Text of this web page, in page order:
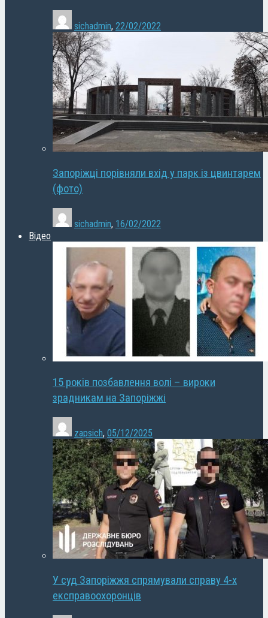
sichadmin, 22/02/2022
Запоріжці порівняли вхід у парк із цвинтарем
(фото)
sichadmin, 16/02/2022
Відео
15 років позбавлення волі – вироки
зрадникам на Запоріжжі
zapsich, 05/12/2025
У суд Запоріжжя спрямували справу 4-х
експравоохоронців